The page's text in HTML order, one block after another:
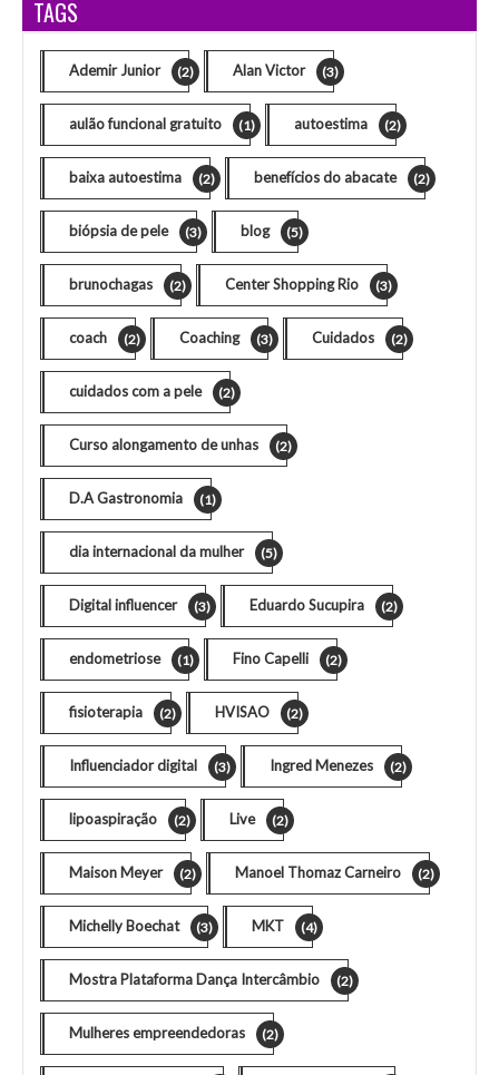
TAGS
Ademir Junior (2) Alan Victor (3)
aulão funcional gratuito (1) autoestima (2)
baixa autoestima (2) benefícios do abacate (2)
biópsia de pele (3) blog (5)
brunochagas (2) Center Shopping Rio (3)
coach (2) Coaching (3) Cuidados (2)
cuidados com a pele (2)
Curso alongamento de unhas (2)
D.A Gastronomia (1)
dia internacional da mulher (5)
Digital influencer (3) Eduardo Sucupira (2)
endometriose (1) Fino Capelli (2)
fisioterapia (2) HVISAO (2)
Influenciador digital (3) Ingred Menezes (2)
lipoaspiração (2) Live (2)
Maison Meyer (2) Manoel Thomaz Carneiro (2)
Michelly Boechat (3) MKT (4)
Mostra Plataforma Dança Intercâmbio (2)
Mulheres empreendedoras (2)